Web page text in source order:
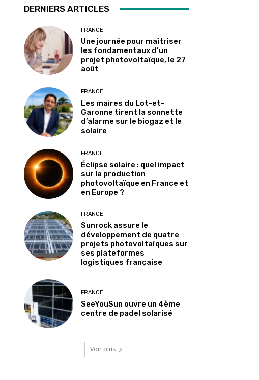
DERNIERS ARTICLES
FRANCE
Une journée pour maîtriser
les fondamentaux d’un
projet photovoltaïque, le 27
août
FRANCE
Les maires du Lot-et-
Garonne tirent la sonnette
d’alarme sur le biogaz et le
solaire
FRANCE
Éclipse solaire : quel impact
sur la production
photovoltaïque en France et
en Europe ?
FRANCE
Sunrock assure le
développement de quatre
projets photovoltaïques sur
ses plateformes
logistiques française
FRANCE
SeeYouSun ouvre un 4ème
centre de padel solarisé
Voir plus